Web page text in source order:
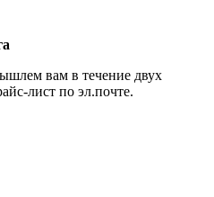
вам в течение двух
лист по эл.почте.